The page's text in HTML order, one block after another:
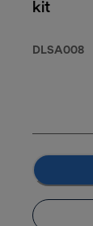
kit
DLSA008